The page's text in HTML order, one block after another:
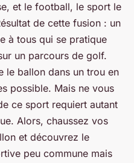
et le football, le sport le
de cette fusion : un
à tous qui se pratique
un parcours de golf.
le ballon dans un trou en
possible. Mais ne vous
ce sport requiert autant
Alors, chaussez vos
et découvrez le
peu commune mais